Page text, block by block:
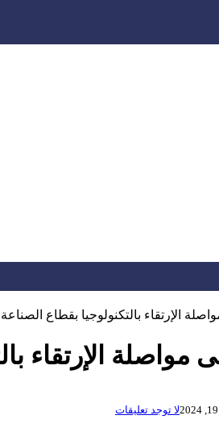
الإرتقاء بالتكنولوجيا بقطاع
الإرتقاء
لا توجد تعليقات